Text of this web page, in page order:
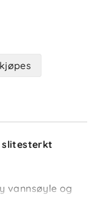
slitesterkt
vannsøyle og